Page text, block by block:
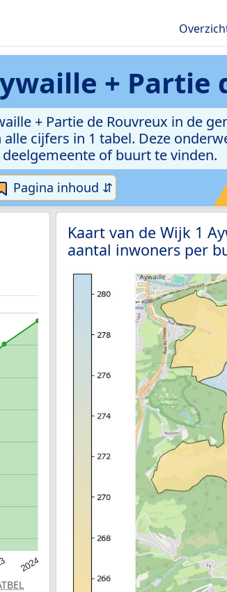
+ Partie
+ Partie de Rouvreux in de
cijfers in 1 tabel. Deze
of buurt te vinden.
Pagina inhoud ⇵
2024
Kaart van de Wijk 1
aantal inwoners per